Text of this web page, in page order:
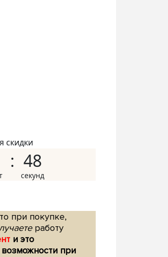
скидки
47
при покупке,
работу
и это
возможности при